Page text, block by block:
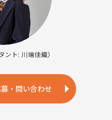
ント: 川端佳織）
・問い合わせ